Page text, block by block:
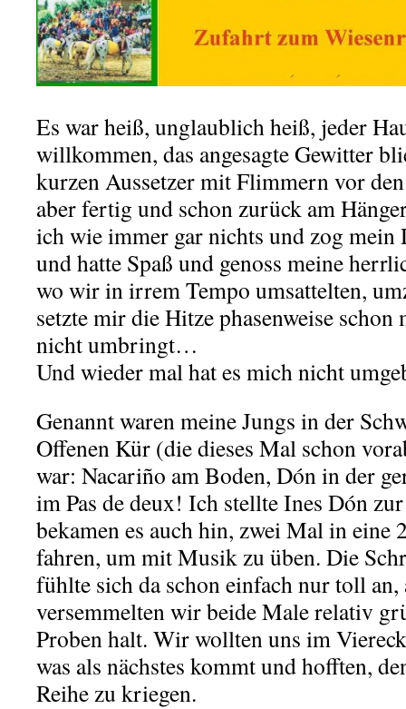
Es war heiß, unglaublich heiß, jeder
willkommen, das angesagte Gewitter
kurzen Aussetzer mit Flimmern vor
aber fertig und schon zurück am
ich wie immer gar nichts und zog mein
und hatte Spaß und genoss meine
wo wir in irrem Tempo umsattelten,
setzte mir die Hitze phasenweise schon
nicht umbringt…
Und wieder mal hat es mich nicht
Genannt waren meine Jungs in der
Offenen Kür (die dieses Mal schon
war: Nacariño am Boden, Dón in der
im Pas de deux! Ich stellte Ines Dón
bekamen es auch hin, zwei Mal in eine
fahren, um mit Musik zu üben. Die
fühlte sich da schon einfach nur toll an,
versemmelten wir beide Male relativ
Proben halt. Wir wollten uns im
was als nächstes kommt und hofften,
Reihe zu kriegen.